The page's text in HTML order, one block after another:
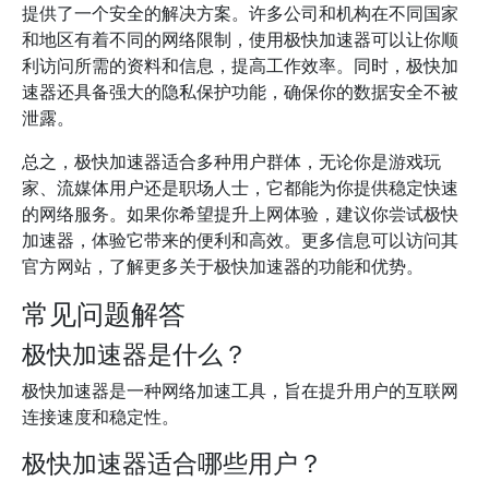
提供了一个安全的解决方案。许多公司和机构在不同国家
和地区有着不同的网络限制，使用极快加速器可以让你顺
利访问所需的资料和信息，提高工作效率。同时，极快加
速器还具备强大的隐私保护功能，确保你的数据安全不被
泄露。
总之，极快加速器适合多种用户群体，无论你是游戏玩
家、流媒体用户还是职场人士，它都能为你提供稳定快速
的网络服务。如果你希望提升上网体验，建议你尝试极快
加速器，体验它带来的便利和高效。更多信息可以访问其
官方网站，了解更多关于极快加速器的功能和优势。
常见问题解答
极快加速器是什么？
极快加速器是一种网络加速工具，旨在提升用户的互联网
连接速度和稳定性。
极快加速器适合哪些用户？